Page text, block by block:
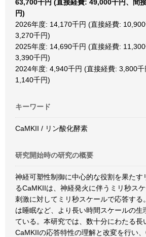
63,700千円 (直接経費: 49,000千円、間
円)
2026年度: 14,170千円 (直接経費:
3,270千円)
2025年度: 14,690千円 (直接経費:
3,390千円)
2024年度: 4,940千円 (直接経費: 3,800
1,140千円)
キーワード
CaMKII / リン酸化酵素
研究開始時の研究の概要
神経可塑性制御に中心的な役割を果たす
るCaMKIIは、神経発火に伴うミリ秒ス
刺激に対してミリ秒スケールで応答する
は睡眠など、より長い時間スケールの生
ている。本研究では、数十分にわたる長
CaMKIIの応答特性の理解と改変を行い